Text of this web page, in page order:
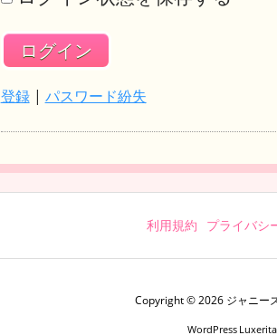
登録| パスワード紛失
利用規約 プライバシ
Copyright ©2026 ジャニー
WordPress